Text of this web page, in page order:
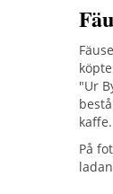
"Ur
kaffe.
På